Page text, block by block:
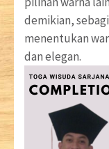
demikian,
menentukan
dan elegan.